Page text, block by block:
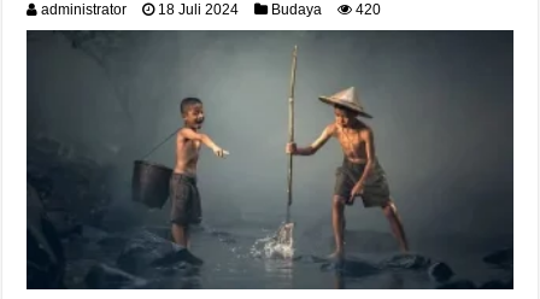
administrator 18 Juli 2024 Budaya 420